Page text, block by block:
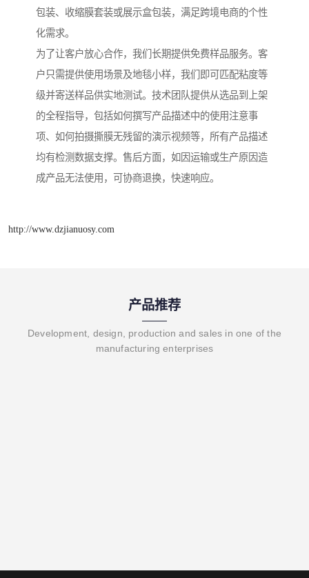
包装、收缩膜套装或展示盒包装，满足跨境电商的个性
化需求。
为了让客户放心合作，我们长期提供免费样品服务。客
户只需提供使用场景及地毯小样，我们即可匹配粘度等
级并寄送样品供实地测试。技术团队提供从选品到上架
的全程指导，包括如何撰写产品描述中的使用注意事
项、如何拍摄撕膜无残留的演示视频等，所有产品描述
均有检测数据支撑。售后方面，如因运输或生产原因造
成产品无法使用，可协商退换，快速响应。
http://www.dzjianuosy.com
产品推荐
Development, design, production and sales in one of the
manufacturing enterprises